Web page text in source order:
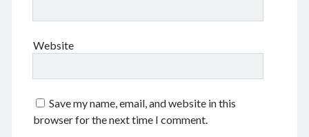
Website
Save my name, email, and website in this
browser for the next time I comment.